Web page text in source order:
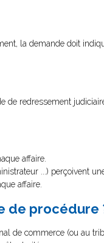
la demande doit
de redressement
affaire.
...) perçoivent
affaire.
de procédure
de commerce (ou au